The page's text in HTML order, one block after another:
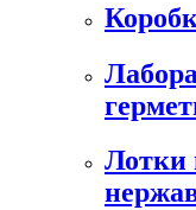
Лотки